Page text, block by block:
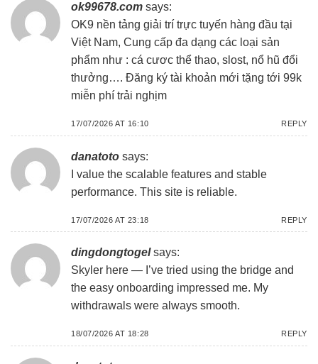
ok99678.com says:
OK9 nền tảng giải trí trực tuyến hàng đầu tại
Việt Nam, Cung cấp đa dạng các loại sản
phẩm như : cá cươc thể thao, slost, nổ hũ đổi
thưởng…. Đăng ký tài khoản mới tặng tới 99k
miễn phí trải nghịm
17/07/2026 AT 16:10 REPLY
danatoto says:
I value the scalable features and stable
performance. This site is reliable.
17/07/2026 AT 23:18 REPLY
dingdongtogel says:
Skyler here — I’ve tried using the bridge and
the easy onboarding impressed me. My
withdrawals were always smooth.
18/07/2026 AT 18:28 REPLY